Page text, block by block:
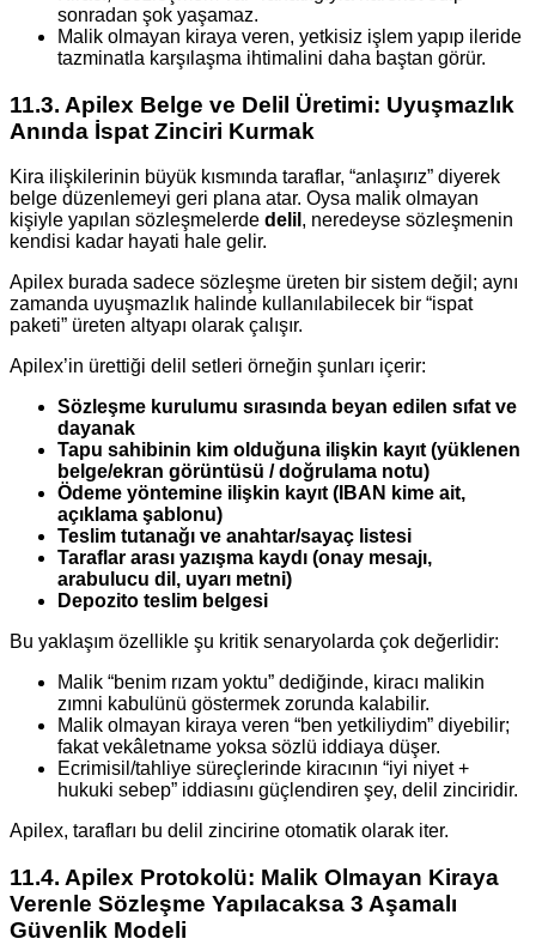
sonradan şok yaşamaz.
Malik olmayan kiraya veren, yetkisiz işlem yapıp ileride
tazminatla karşılaşma ihtimalini daha baştan görür.
11.3. Apilex Belge ve Delil Üretimi: Uyuşmazlık
Anında İspat Zinciri Kurmak
Kira ilişkilerinin büyük kısmında taraflar, “anlaşırız” diyerek
belge düzenlemeyi geri plana atar. Oysa malik olmayan
kişiyle yapılan sözleşmelerde delil , neredeyse sözleşmenin
kendisi kadar hayati hale gelir.
Apilex burada sadece sözleşme üreten bir sistem değil; aynı
zamanda uyuşmazlık halinde kullanılabilecek bir “ispat
paketi” üreten altyapı olarak çalışır.
Apilex’in ürettiği delil setleri örneğin şunları içerir:
Sözleşme kurulumu sırasında beyan edilen sıfat ve
dayanak
Tapu sahibinin kim olduğuna ilişkin kayıt (yüklenen
belge/ekran görüntüsü / doğrulama notu)
Ödeme yöntemine ilişkin kayıt (IBAN kime ait,
açıklama şablonu)
Teslim tutanağı ve anahtar/sayaç listesi
Taraflar arası yazışma kaydı (onay mesajı,
arabulucu dil, uyarı metni)
Depozito teslim belgesi
Bu yaklaşım özellikle şu kritik senaryolarda çok değerlidir:
Malik “benim rızam yoktu” dediğinde, kiracı malikin
zımni kabulünü göstermek zorunda kalabilir.
Malik olmayan kiraya veren “ben yetkiliydim” diyebilir;
fakat vekâletname yoksa sözlü iddiaya düşer.
Ecrimisil/tahliye süreçlerinde kiracının “iyi niyet +
hukuki sebep” iddiasını güçlendiren şey, delil zinciridir.
Apilex, tarafları bu delil zincirine otomatik olarak iter.
11.4. Apilex Protokolü: Malik Olmayan Kiraya
Verenle Sözleşme Yapılacaksa 3 Aşamalı
Güvenlik Modeli